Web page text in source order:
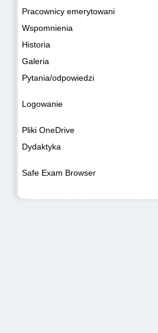
Pracownicy emerytowani
Wspomnienia
Historia
Galeria
Pytania/odpowiedzi
Logowanie
Pliki OneDrive
Dydaktyka
Safe Exam Browser